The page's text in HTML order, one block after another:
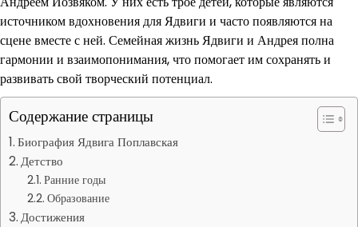
источником вдохновения для Ядвиги и часто появляются на
сцене вместе с ней. Семейная жизнь Ядвиги и Андрея полна
гармонии и взаимопонимания, что помогает им сохранять и
развивать свой творческий потенциал.
Содержание страницы
Биография Ядвига Поплавская
Детство
Ранние годы
Образование
Достижения